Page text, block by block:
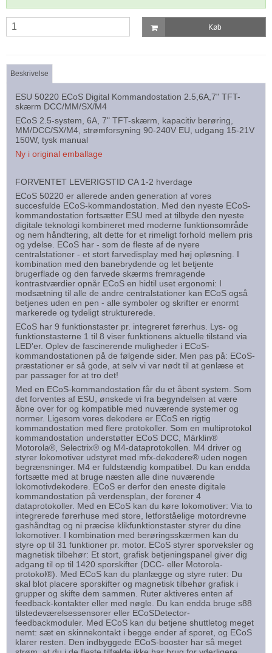
Køb
Beskrivelse
ESU 50220 ECoS Digital Kommandostation 2.5,6A,7" TFT-
skærm DCC/MM/SX/M4
ECoS 2.5-system, 6A, 7" TFT-skærm, kapacitiv berøring,
MM/DCC/SX/M4, strømforsyning 90-240V EU, udgang 15-21V
150W, tysk manual
Ny i original emballage
FORVENTET LEVERIGSTID CA 1-2 hverdage
ECoS 50220 er allerede anden generation af vores
succesfulde ECoS-kommandostation. Med den nyeste ECoS-
kommandostation fortsætter ESU med at tilbyde den nyeste
digitale teknologi kombineret med moderne funktionsområde
og nem håndtering, alt dette for et rimeligt forhold mellem pris
og ydelse. ECoS har - som de fleste af de nyere
centralstationer - et stort farvedisplay med høj opløsning. I
kombination med den banebrydende og let betjente
brugerflade og den farvede skærms fremragende
kontrastværdier opnår ECoS en hidtil uset ergonomi: I
modsætning til alle de andre centralstationer kan ECoS også
betjenes uden en pen - alle symboler og skrifter er enormt
markerede og tydeligt strukturerede.
ECoS har 9 funktionstaster pr. integreret førerhus. Lys- og
funktionstasterne 1 til 8 viser funktionens aktuelle tilstand via
LED'er. Oplev de fascinerende muligheder i ECoS-
kommandostationen på de følgende sider. Men pas på: ECoS-
præstationer er så gode, at selv vi var nødt til at genlæse et
par passager for at tro det!
Med en ECoS-kommandostation får du et åbent system. Som
det forventes af ESU, ønskede vi fra begyndelsen at være
åbne over for og kompatible med nuværende systemer og
normer. Ligesom vores dekodere er ECoS en rigtig
kommandostation med flere protokoller. Som en multiprotokol
kommandostation understøtter ECoS DCC, Märklin®
Motorola®, Selectrix® og M4-dataprotokollen. M4 driver og
styrer lokomotiver udstyret med mfx-dekodere® uden nogen
begrænsninger. M4 er fuldstændig kompatibel. Du kan endda
fortsætte med at bruge næsten alle dine nuværende
lokomotivdekodere. ECoS er derfor den eneste digitale
kommandostation på verdensplan, der forener 4
dataprotokoller. Med en ECoS kan du køre lokomotiver: Via to
integrerede førerhuse med store, letforståelige motordrevne
gashåndtag og ni præcise klikfunktionstaster styrer du dine
lokomotiver. I kombination med berøringsskærmen kan du
styre op til 31 funktioner pr. motor. ECoS styrer sporveksler og
magnetisk tilbehør: Et stort, grafisk betjeningspanel giver dig
adgang til op til 1420 sporskifter (DCC- eller Motorola-
protokol®). Med ECoS kan du planlægge og styre ruter: Du
skal blot placere sporskifter og magnetisk tilbehør grafisk i
grupper og skifte dem sammen. Ruter aktiveres enten af
feedback-kontakter eller med nøgle. Du kan endda bruge s88
tilstedeværelsessensorer eller ECoSDetector-
feedbackmoduler. Med ECoS kan du betjene shuttletog meget
nemt: sæt en skinnekontakt i begge ender af sporet, og ECoS
klarer resten. Den indbyggede ECoS-booster har så meget